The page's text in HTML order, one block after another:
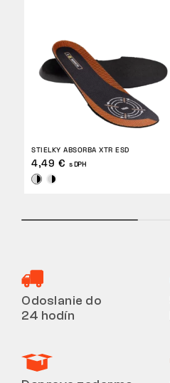
STIELKY ABSORBA XTR ESD
4,49 € s DPH
Odoslanie do
24 hodín